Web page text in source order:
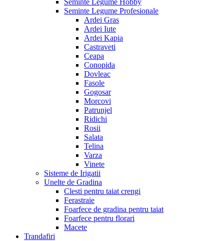
Seminte Legume Profesionale
Ardei Gras
Ardei Iute
Ardei Kapia
Castraveti
Ceapa
Conopida
Dovleac
Fasole
Gogosar
Morcovi
Patrunjel
Ridichi
Rosii
Salata
Telina
Varza
Vinete
Sisteme de Irigatii
Unelte de Gradina
Clesti pentru taiat crengi
Ferastraie
Foarfece de gradina pentru taiat
Foarfece pentru florari
Macete
Trandafiri